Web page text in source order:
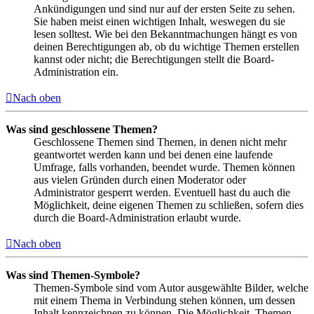
Ankündigungen und sind nur auf der ersten Seite zu sehen.
Sie haben meist einen wichtigen Inhalt, weswegen du sie
lesen solltest. Wie bei den Bekanntmachungen hängt es von
deinen Berechtigungen ab, ob du wichtige Themen erstellen
kannst oder nicht; die Berechtigungen stellt die Board-
Administration ein.
Nach oben
Was sind geschlossene Themen?
Geschlossene Themen sind Themen, in denen nicht mehr
geantwortet werden kann und bei denen eine laufende
Umfrage, falls vorhanden, beendet wurde. Themen können
aus vielen Gründen durch einen Moderator oder
Administrator gesperrt werden. Eventuell hast du auch die
Möglichkeit, deine eigenen Themen zu schließen, sofern dies
durch die Board-Administration erlaubt wurde.
Nach oben
Was sind Themen-Symbole?
Themen-Symbole sind vom Autor ausgewählte Bilder, welche
mit einem Thema in Verbindung stehen können, um dessen